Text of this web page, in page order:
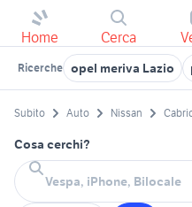
Home Cerca
Ricerche opel meriva Lazio
Subito Auto Nissan
Cosa cerchi?